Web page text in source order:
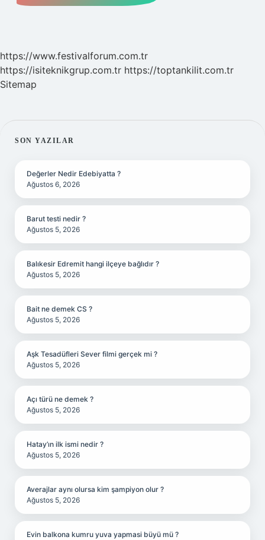
https://www.festivalforum.com.tr
https://isiteknikgrup.com.tr https://toptankilit.com.tr
Sitemap
SIDEBAR
SON YAZILAR
Değerler Nedir Edebiyatta ?
Ağustos 6, 2026
Barut testi nedir ?
Ağustos 5, 2026
Balıkesir Edremit hangi ilçeye bağlıdır ?
Ağustos 5, 2026
Bait ne demek CS ?
Ağustos 5, 2026
Aşk Tesadüfleri Sever filmi gerçek mi ?
Ağustos 5, 2026
Açı türü ne demek ?
Ağustos 5, 2026
Hatay’ın ilk ismi nedir ?
Ağustos 5, 2026
Averajlar aynı olursa kim şampiyon olur ?
Ağustos 5, 2026
Evin balkona kumru yuva yapmasi büyü mü ?